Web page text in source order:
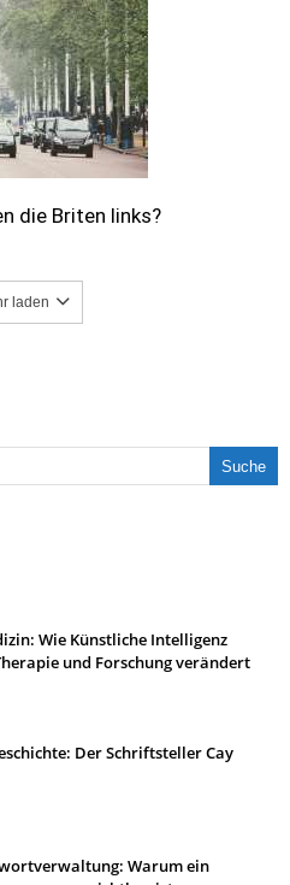
die Briten links?
laden
Wie Künstliche Intelligenz
und Forschung verändert
Der Schriftsteller Cay
Warum ein